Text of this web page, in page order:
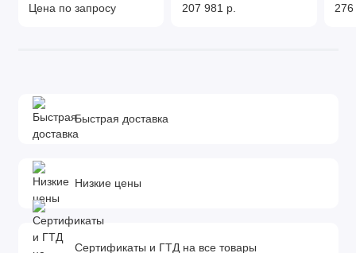
Цена по запросу 207 981 р.
Быстрая доставка
Низкие цены
Сертификаты и ГТД на все товары